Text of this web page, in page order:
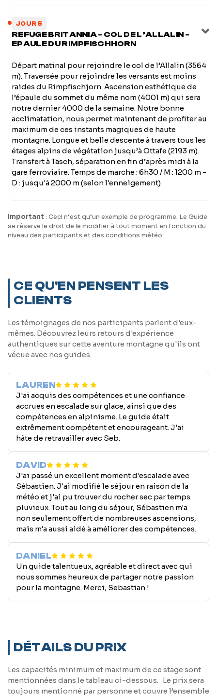
JOUR 5
REFUGE BRITANNIA - COL DE L’ALLALIN -
EPAULE DU RIMPFISCHHORN
Départ matinal pour rejoindre le col de l’Allalin (3564
m). Traversée pour rejoindre les versants est moins
raides du Rimpfischjorn. Ascension esthétique de
l’épaule du sommet du même nom (4001 m) qui sera
notre dernier 4000 de la semaine. Notre bonne
acclimatation, nous permet maintenant de profiter au
maximum de ces instants magiques de haute
montagne. Longue et belle descente à travers tous les
étages alpins de végétation jusqu’à Ottafe (2193 m).
Transfert à Täsch, séparation en fin d’après midi à la
gare ferroviaire. Temps de marche : 6h30 / M : 1200 m -
D : jusqu'à 2000 m (selon l'enneigement)
Important : Ceci n‘est qu’un exemple de programme. Le Guide
se réserve le droit de le modifier à tout moment en fonction du
niveau des participants et des conditions météo.
CE QU'EN PENSENT LES
CLIENTS
Les témoignages de nos participants parlent d'eux-
mêmes. Découvrez leurs retours d'expérience
authentiques sur cette aventure montagne qu'ils ont
vécue avec nos guides.
LAUREN
J'ai acquis des compétences et une confiance
accrues en escalade sur glace, ainsi que des
compétences en alpinisme. Le guide était
extrêmement compétent et encourageant. J'ai
hâte de retravailler avec Seb.
DAVID
J'ai passé un excellent moment d'escalade avec
Sébastien. J'ai modifié le séjour en raison de la
météo et j'ai pu trouver du rocher sec par temps
pluvieux. Tout au long du séjour, Sébastien m'a
non seulement offert de nombreuses ascensions,
mais m'a aussi aidé à améliorer des compétences.
DANIEL
Un guide talentueux, agréable et direct avec qui
nous sommes heureux de partager notre passion
pour la montagne. Merci, Sebastian !
DÉTAILS DU PRIX
Les capacités minimum et maximum de ce stage sont
mentionnées dans le tableau ci-dessous. Le prix sera
toujours mentionné par personne et couvre l’ensemble